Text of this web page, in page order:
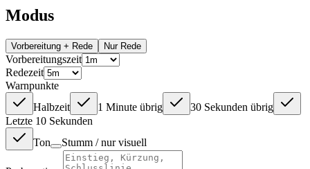
Modus
Vorbereitung + Rede Nur Rede
Vorbereitungszeit
Redezeit
Warnpunkte
Halbzeit
1 Minute übrig
30 Sekunden übrig
Letzte 10 Sekunden
Ton
Stumm / nur visuell